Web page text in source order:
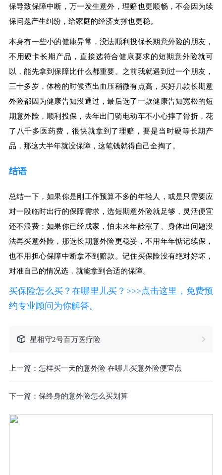
保导致保障中断，万一发生意外，理赔也更顺畅，不会因为续
保问题产生纠纷，给家庭的经济支撑也更稳。
本身有一些小的健康异常，没法顺利投保长期意外险的朋友，
不用硬卡长期产品，直接选符合健康要求的短期意外险就可
以，能先拿到保障比什么都重要。之前我就遇到过一个朋友，
三十多岁，体检的时候查出血压稍微有点高，买好几款长期意
外险都因为健康告知没通过，最后选了一款健康告知宽松的短
期意外险，顺利投保，去年出门骑电动车不小心摔了骨折，花
了八千多医药费，很快就拿到了理赔，要是当时硬等长期产
品，那这大半年就没保障，这笔钱就得自己全掏了。
结语
总结一下，如果你是刚工作预算不多的年轻人，或是只需要应
对一段临时出行的保障需求，选短期意外险就足够，灵活便宜
还不浪费；如果你已经成家，怕未来年龄涨了、身体出问题没
法再买意外险，那选长期意外险更稳妥，不用年年惦记续保，
也不用担心保障中断拿不到赔款。记住买保险没有绝对好坏，
对准自己的情况选，就能拿到合适的保障。
买保险怎么买？在哪里儿买？>>>点击这里，免费预
约专业顾问为你解答。
星相守2号百万医疗险
上一篇： 怎样买一天的意外险 在哪儿买意外险便宜点
下一篇： 保终身的意外险怎么买划算